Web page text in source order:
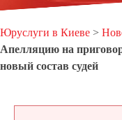
Юруслуги в Киеве >
Апелляцию на
новый состав судей